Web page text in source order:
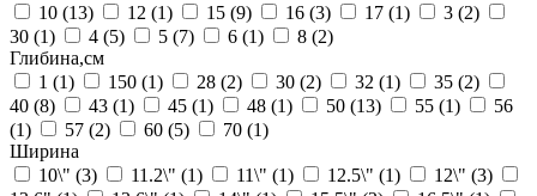
10 (13) 12 (1) 15 (9) 16 (3) 17 (1) 3 (2)
30 (1) 4 (5) 5 (7) 6 (1) 8 (2)
Глибина,см
1 (1) 150 (1) 28 (2) 30 (2) 32 (1) 35 (2)
40 (8) 43 (1) 45 (1) 48 (1) 50 (13) 55 (1)
56
(1)
57 (2) 60 (5) 70 (1)
Ширина
10\" (3) 11.2\" (1) 11\" (1) 12.5\" (1) 12\" (3)